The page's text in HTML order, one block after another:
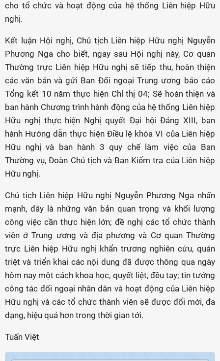
cho tổ chức và hoạt động của hệ thống Liên hiệp Hữu
nghị.
Kết luận Hội nghị, Chủ tịch Liên hiệp Hữu nghị Nguyễn
Phương Nga cho biết, ngay sau Hội nghị này, Cơ quan
Thường trực Liên hiệp Hữu nghị sẽ tiếp thu, hoàn thiện
các văn bản và gửi Ban Đối ngoại Trung ương báo cáo
Tổng kết 10 năm thực hiện Chỉ thị 04; Sẽ hoàn thiện và
ban hành Chương trình hành động của hệ thống Liên hiệp
Hữu nghị thực hiện Nghị quyết Đại hội Đảng XIII, ban
hành Hướng dẫn thực hiện Điều lệ khóa VI của Liên hiệp
Hữu nghị và ban hành 3 quy chế làm việc của Ban
Thường vụ, Đoàn Chủ tịch và Ban Kiểm tra của Liên hiệp
Hữu nghị.
Chủ tịch Liên hiệp Hữu nghị Nguyễn Phương Nga nhấn
mạnh, đây là những văn bản quan trọng và khối lượng
công việc cần thực hiện lớn; đề nghị các tổ chức thành
viên ở Trung ương và địa phương và Cơ quan Thường
trực Liên hiệp Hữu nghị khẩn trương nghiên cứu, quán
triệt và triển khai các nội dung đã được thông qua ngày
hôm nay một cách khoa học, quyết liệt, đều tay; tin tưởng
công tác đối ngoại nhân dân và hoạt động của Liên hiệp
Hữu nghị và các tổ chức thành viên sẽ được đổi mới, đa
dạng, hiệu quả hơn trong thời gian tới.
Tuấn Việt